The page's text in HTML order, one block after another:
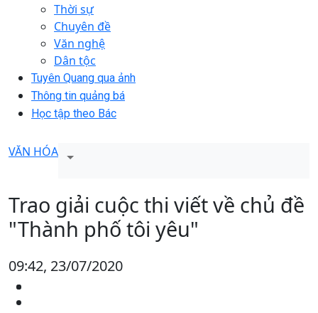
Thời sự
Chuyên đề
Văn nghệ
Dân tộc
Tuyên Quang qua ảnh
Thông tin quảng bá
Học tập theo Bác
VĂN HÓA
Trao giải cuộc thi viết về chủ đề
"Thành phố tôi yêu"
09:42, 23/07/2020